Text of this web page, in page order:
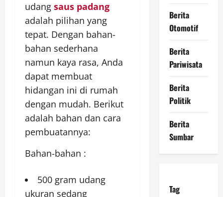
udang saus padang
adalah pilihan yang
tepat. Dengan bahan-
bahan sederhana
namun kaya rasa, Anda
dapat membuat
hidangan ini di rumah
dengan mudah. Berikut
adalah bahan dan cara
pembuatannya:
Bahan-bahan :
500 gram udang
ukuran sedang
Berita
Otomotif
Berita
Pariwisata
Berita
Politik
Berita
Sumbar
Tag